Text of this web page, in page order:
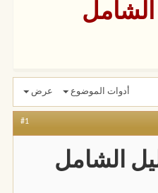
الشامل
أدوات الموضوع عرض
#1
الشامل